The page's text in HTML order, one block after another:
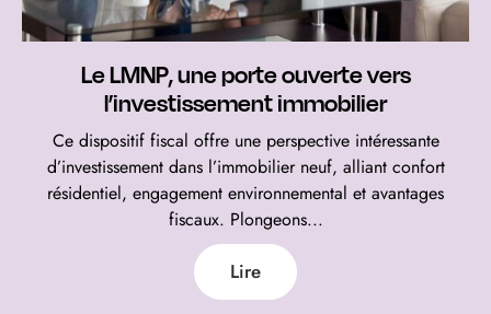
Le LMNP, une porte ouverte vers
l’investissement immobilier
Ce dispositif fiscal offre une perspective intéressante
d’investissement dans l’immobilier neuf, alliant confort
résidentiel, engagement environnemental et avantages
fiscaux. Plongeons...
Lire